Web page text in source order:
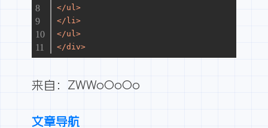
</ul>
</ li>
</ul>
</div>
来自： ZWWoOoOo
文章导航